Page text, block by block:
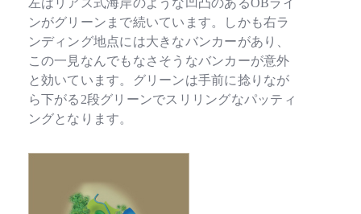
左はリアス式海岸のような凹凸のあるOBライ
ンがグリーンまで続いています。しかも右ラ
ンディング地点には大きなバンカーがあり、
この一見なんでもなさそうなバンカーが意外
と効いています。グリーンは手前に捻りなが
ら下がる2段グリーンでスリリングなパッティ
ングとなります。